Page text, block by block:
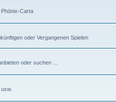
Carta
oder Vergangenen Spielen
oder suchen ...